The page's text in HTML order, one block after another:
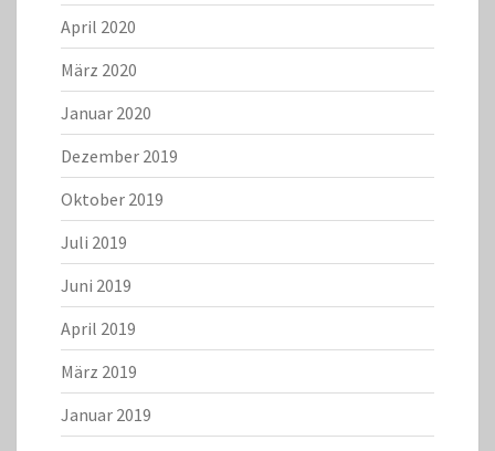
April 2020
März 2020
Januar 2020
Dezember 2019
Oktober 2019
Juli 2019
Juni 2019
April 2019
März 2019
Januar 2019